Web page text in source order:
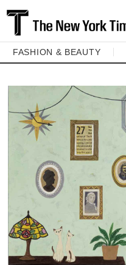
FASHION & BEAUTY